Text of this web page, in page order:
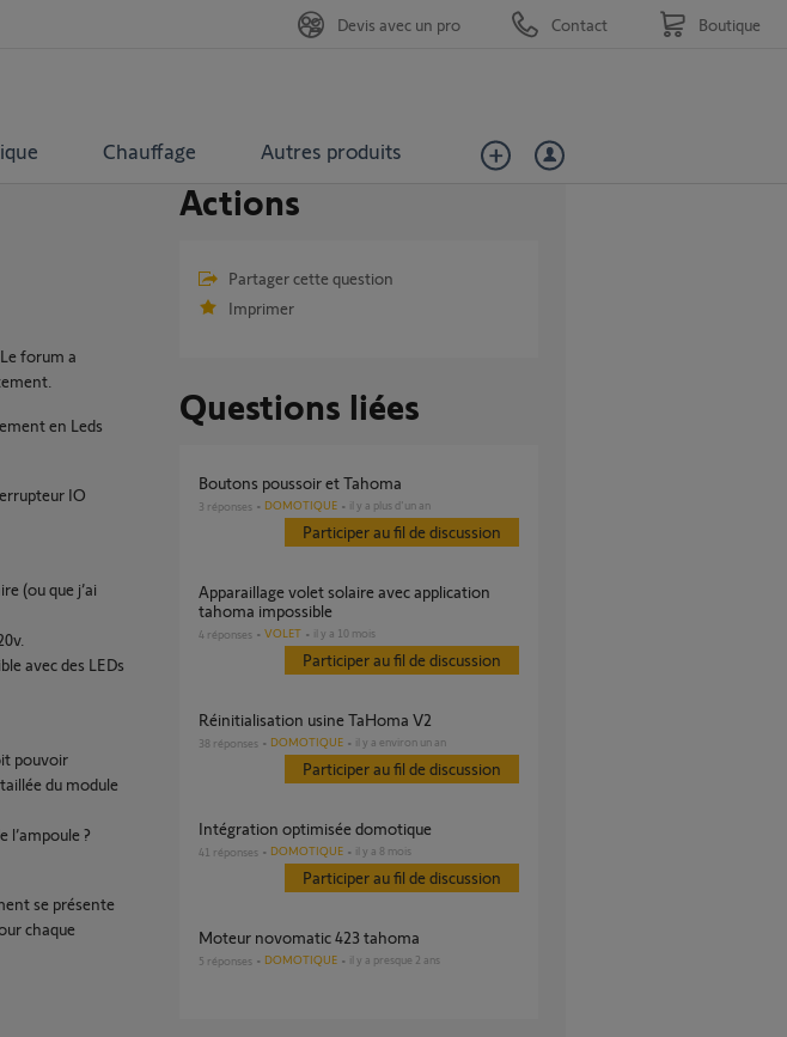
Chauffage Autres produits
Devis avec un pro Contact Boutique
forum a
en Leds
IO
(ou que j’ai
avec des LEDs
pouvoir
du module
l’ampoule ?
se présente
chaque
Actions
Partager cette question
Imprimer
Questions liées
Boutons poussoir et Tahoma
3 réponses DOMOTIQUE il y a plus d'un an
Participer au fil de discussion
Apparaillage volet solaire avec application
tahoma impossible
4 réponses VOLET il y a 10 mois
Participer au fil de discussion
Réinitialisation usine TaHoma V2
38 réponses DOMOTIQUE il y a environ un an
Participer au fil de discussion
Intégration optimisée domotique
41 réponses DOMOTIQUE il y a 8 mois
Participer au fil de discussion
Moteur novomatic 423 tahoma
5 réponses DOMOTIQUE il y a presque 2 ans